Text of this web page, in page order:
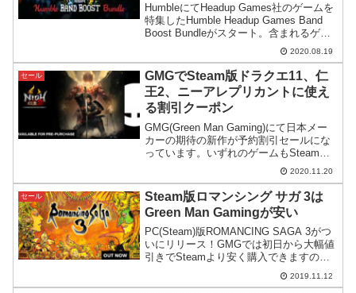
HumbleにてHeadup Games社のゲームを
特集したHumble Headup Games Band
Boost Bundleがスタート。含まれるゲー
ムのジャンルが多彩で色々遊んでみたい
方におすすめなバンドルです。
2020.08.19
セール
GMGでSteam版ドラクエ11、仁
王2、ニーアレプリカントに使え
る割引クーポン
GMG(Green Man Gaming)にて日本メー
カーの期待の新作が予約割引セールにな
っています。いずれのゲームもSteamで
購入するよりも安いのでおすすめですが
仁王2についてはちょっと気になる点もあ
ります。
2020.11.20
セール
Steam版ロマンシング サガ 3は
Green Man Gamingが安い
PC(Steam)版ROMANCING SAGA 3がつ
いにリリース！GMGでは初日から大幅値
引きでSteamより安く購入できますので
2019.11.12